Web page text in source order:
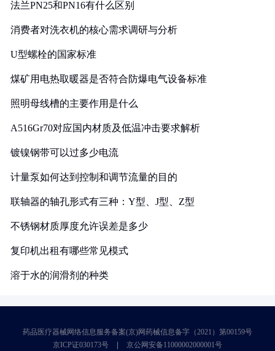
法兰PN25和PN16有什么区别
消费者对洗衣机的核心需求调研与分析
U型螺栓的国家标准
煤矿用电热取暖器是否符合防爆电气设备标准
照明母线槽的主要作用是什么
A516Gr70对应国内材质及低温冲击要求解析
镀镍钢带可以过多少电流
计量泵如何达到控制和调节流量的目的
联轴器的轴孔形式有三种：Y型、J型、Z型
不锈钢材质厚度允许误差是多少
复印机出租有哪些常见模式
溶于水的润滑剂的种类
药品医疗器械网络信息服务备案(京)网药械信息备字（2021）第00159号
京ICP证030173号
京公网安备11000002000001号